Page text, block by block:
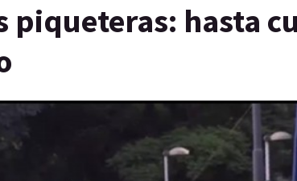
piqueteras: hasta